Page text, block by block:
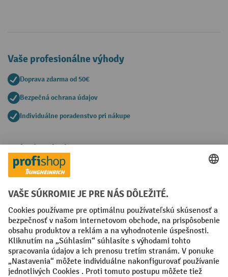
Vaše profesionálne výhody
Doprava zdarma od 50€
Bezpečná ochrana údajov
Individuálne poradenstvo pri nákupe
Spôsoby platby
Creditcard (Master)Creditcard (Visa)
Faktúra Predplatba
Sociálne siete
Facebook
YouTube
LinkedIn